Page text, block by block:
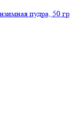
пудра, 50 гр